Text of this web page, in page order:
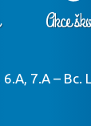
Akce
6.A, 7.A – Bc.